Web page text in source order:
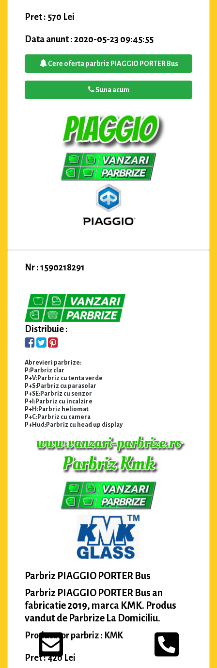
Pret : 570 Lei
Data anunt : 2020-05-23 09:45:55
Cere oferta parbriz PIAGGIO PORTER Bus
Suna acum
Nr : 1590218291
Distribuie :
Abrevieri parbrize:
P:Parbriz clar
P+V:Parbriz cu tenta verde
P+S:Parbriz cu parasolar
P+SE:Parbriz cu senzor
P+I:Parbriz cu incalzire
P+H:Parbriz heliomat
P+C:Parbriz cu camera
P+Hud:Parbriz cu head up display
Parbriz PIAGGIO PORTER Bus
Parbriz PIAGGIO PORTER Bus an
fabricatie 2019, marca KMK. Produs
vandut de Parbrize La Domiciliu.
Producator parbriz : KMK
Pret : 420 Lei